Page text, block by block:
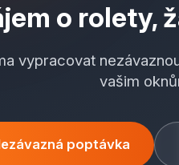
o rolety,
vypracovat
vašim
poptávka